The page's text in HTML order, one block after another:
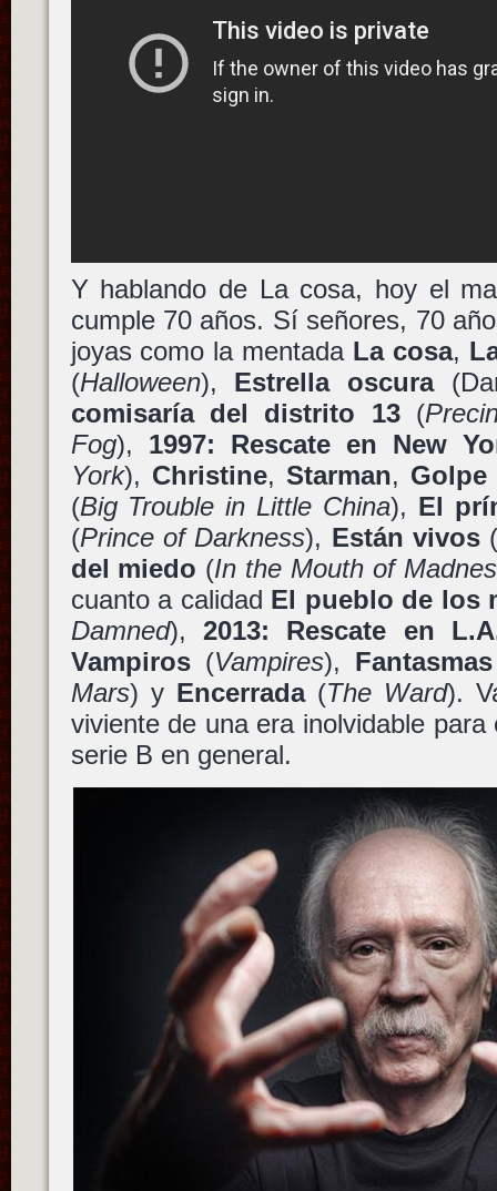
Y hablando de La cosa, hoy el
cumple 70 años. Sí señores, 70
joyas como la mentada La cosa,
(Halloween), Estrella oscura
comisaría del distrito 13(
Fog), 1997: Rescate en New
York), Christine, Starman, Golpe
(Big Trouble in Little China), El
(Prince of Darkness), Están vivos
del miedo (In the Mouth of
cuanto a calidad El pueblo de los
Damned), 2013: Rescate en
Vampiros(Vampires),
Mars) y Encerrada(The Ward).
viviente de una era inolvidable
serie B en general.